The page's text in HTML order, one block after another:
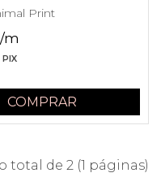
Print
m
COMPRAR
total de 2 (1 páginas)